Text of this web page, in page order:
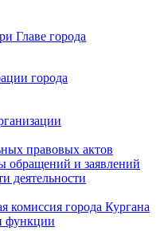
Главе города
города
правовых актов
обращений и заявлений
деятельности
комиссия города Кургана
функции